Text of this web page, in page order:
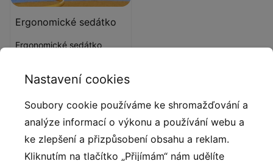
Ergonomické sedátko
Ergonomické sedátko
lisovaného polyamidu.
Popis produktu
Pružinové houpadlo je nejlepším výchozím bodem pro
Nastavení cookies
Soubory cookie používáme ke shromažďování a
analýze informací o výkonu a používání webu a
ke zlepšení a přizpůsobení obsahu a reklam.
Kliknutím na tlačítko „Přijímám“ nám udělíte